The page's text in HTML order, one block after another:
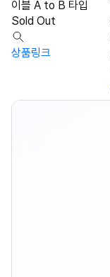
이블 A to B 타입
Sold Out
상품링크